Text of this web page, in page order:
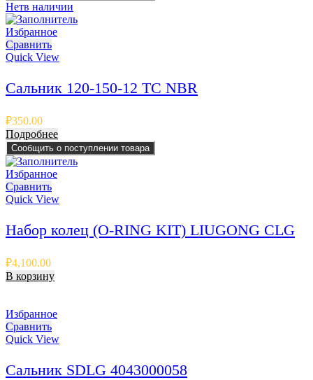
Нетв наличии
Избранное
Сравнить
Quick View
Сальник 120-150-12 TC NBR
₽350.00
Подробнее
Сообщить о поступлении товара
Избранное
Сравнить
Quick View
Набор колец (O-RING KIT) LIUGONG CLG
₽4,100.00
В корзину
Избранное
Сравнить
Quick View
Сальник SDLG 4043000058